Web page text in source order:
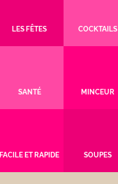
LES FÊTES COCKTAILS
SANTÉ MINCEUR
FACILE ET RAPIDE SOUPES